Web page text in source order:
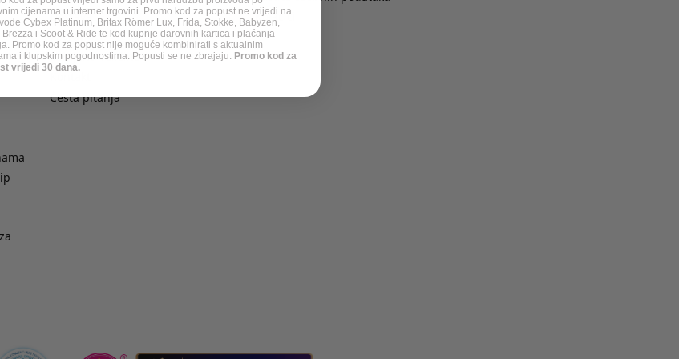
Dostava
Povrat
Zamjena veličine
Česta pitanja
Kolačići
cijenama u internet trgovini. Promo kod za popust ne vrijedi na
Cybex Platinum, Britax Römer Lux, Frida, Stokke, Babyzen,
Brezza i Scoot & Ride te kod kupnje darovnih kartica i plaćanja
Promo kod za popust nije moguće kombinirati s aktualnim
i klupskim pogodnostima. Popusti se ne zbrajaju. Promo kod za
vrijedi 30 dana.